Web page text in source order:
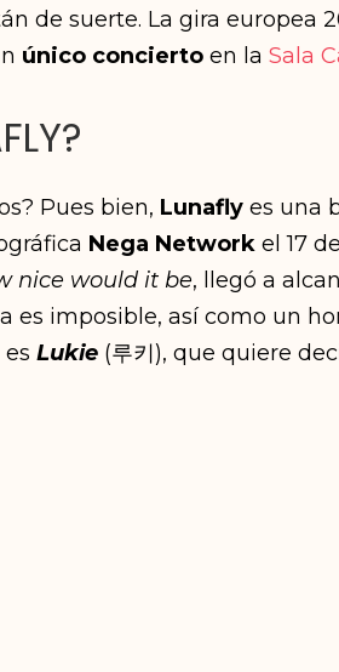
de suerte. La gira europea
único concierto en la Sala
Pues bien, Lunafly es una
Nega Network el 17
nice would it be, llegó a
es imposible, así como un
Lukie (루키), que quiere